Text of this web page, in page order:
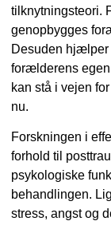
tilknytningsteori.
genopbygges
Desuden hjælper
forælderens
kan stå i vejen
nu.
Forskningen i
forhold til
psykologiske
behandlingen.
stress, angst og